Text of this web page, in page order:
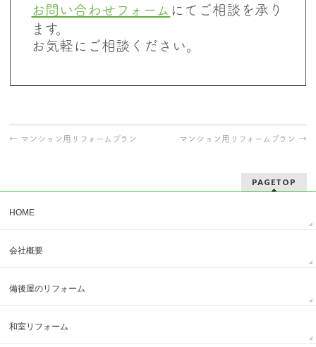
お問い合わせフォーム にてご相談を承り
ます。
お気軽にご相談ください。
← マンション用リフォームプラン マンション用リフォームプラン →
PAGETOP
HOME
会社概要
備後屋のリフォーム
和室リフォーム